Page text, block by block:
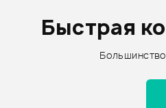
Быстрая